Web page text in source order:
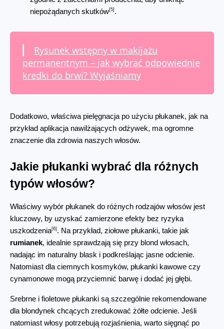
niepożądanych skutków [5] .
Rysunek wstępny w makijażu
permanentnym – jak wybrać odpowiednie
kredki do brwi? Wyjaśniamy
Dodatkowo, właściwa pielęgnacja po użyciu płukanek, jak na
przykład aplikacja nawilżających odżywek, ma ogromne
znaczenie dla zdrowia naszych włosów.
Jakie płukanki wybrać dla różnych
typów włosów?
Właściwy wybór płukanek do różnych rodzajów włosów jest
kluczowy, by uzyskać zamierzone efekty bez ryzyka
uszkodzenia [6]
rumianek, idealnie sprawdzają się przy blond włosach,
nadając im naturalny blask i podkreślając jasne odcienie.
Natomiast dla ciemnych kosmyków, płukanki kawowe czy
cynamonowe mogą przyciemnić barwę i dodać jej głębi.
Srebrne i fioletowe płukanki są szczególnie rekomendowane
dla blondynek chcących zredukować żółte odcienie. Jeśli